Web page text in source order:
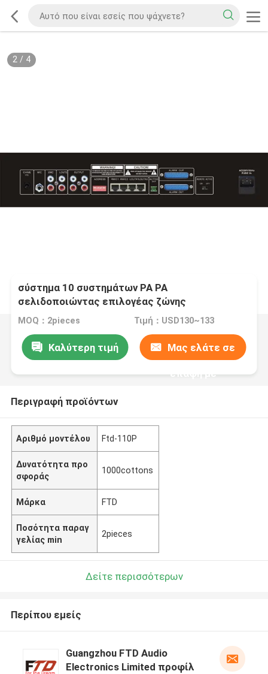
2/ 4
σύστημα 10 συστημάτων PA PA
σελιδοποιώντας επιλογέας ζώνης
MOQ：2pieces Τιμή：USD130~133
Καλύτερη τιμή Μας ελάτε σε
επαφή με
Περιγραφή προϊόντων
Αριθμό μοντέλου Ftd-110P
Δυνατότητα προ
σφοράς
1000cottons
Μάρκα FTD
Ποσότητα παραγ
γελίας min
2pieces
Δείτε περισσότερων
Περίπου εμείς
Guangzhou FTD Audio
Electronics Limited προφίλ